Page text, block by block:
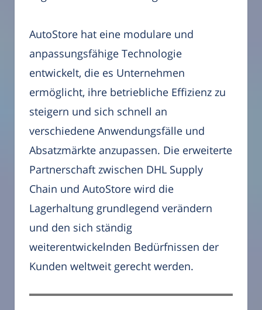
AutoStore hat eine modulare und
anpassungsfähige Technologie
entwickelt, die es Unternehmen
ermöglicht, ihre betriebliche Effizienz zu
steigern und sich schnell an
verschiedene Anwendungsfälle und
Absatzmärkte anzupassen. Die erweiterte
Partnerschaft zwischen DHL Supply
Chain und AutoStore wird die
Lagerhaltung grundlegend verändern
und den sich ständig
weiterentwickelnden Bedürfnissen der
Kunden weltweit gerecht werden.